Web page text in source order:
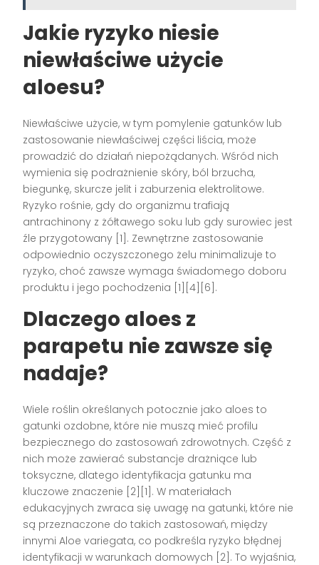
Jakie ryzyko niesie
niewłaściwe użycie
aloesu?
Niewłaściwe użycie, w tym pomylenie gatunków lub
zastosowanie niewłaściwej części liścia, może
prowadzić do działań niepożądanych. Wśród nich
wymienia się podrażnienie skóry, ból brzucha,
biegunkę, skurcze jelit i zaburzenia elektrolitowe.
Ryzyko rośnie, gdy do organizmu trafiają
antrachinony z żółtawego soku lub gdy surowiec jest
źle przygotowany [1]. Zewnętrzne zastosowanie
odpowiednio oczyszczonego żelu minimalizuje to
ryzyko, choć zawsze wymaga świadomego doboru
produktu i jego pochodzenia [1][4][6].
Dlaczego aloes z
parapetu nie zawsze się
nadaje?
Wiele roślin określanych potocznie jako aloes to
gatunki ozdobne, które nie muszą mieć profilu
bezpiecznego do zastosowań zdrowotnych. Część z
nich może zawierać substancje drażniące lub
toksyczne, dlatego identyfikacja gatunku ma
kluczowe znaczenie [2][1]. W materiałach
edukacyjnych zwraca się uwagę na gatunki, które nie
są przeznaczone do takich zastosowań, między
innymi Aloe variegata, co podkreśla ryzyko błędnej
identyfikacji w warunkach domowych [2]. To wyjaśnia,